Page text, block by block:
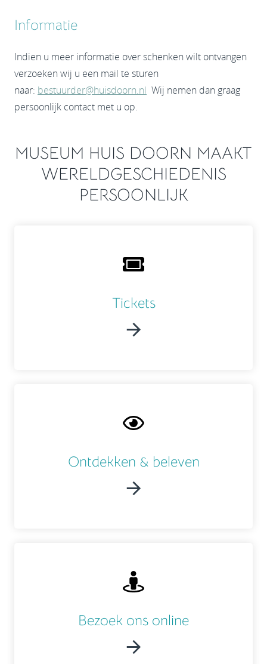
Informatie
Indien u meer informatie over schenken wilt ontvangen
verzoeken wij u een mail te sturen
naar: bestuurder@huisdoorn.nl Wij nemen dan graag
persoonlijk contact met u op.
MUSEUM HUIS DOORN MAAKT
WERELDGESCHIEDENIS
PERSOONLIJK
Tickets
Ontdekken & beleven
Bezoek ons online